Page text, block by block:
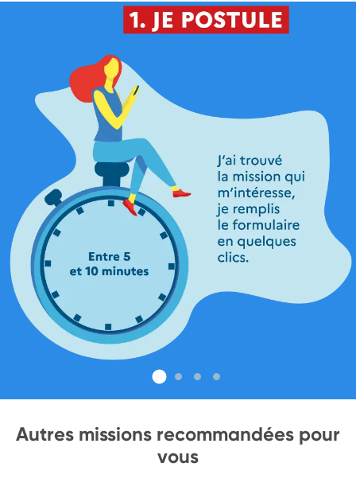
Autres missions recommandées pour
vous